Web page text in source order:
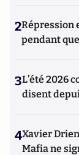
2Répression
pendant
3L’été 2026
disent
4Xavier
Mafia ne